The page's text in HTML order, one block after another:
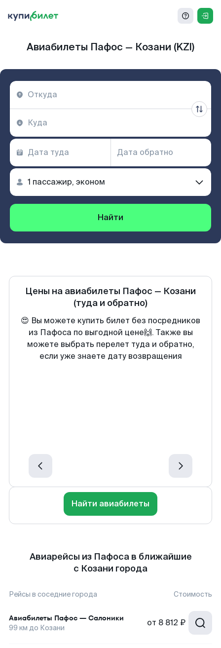
Авиабилеты Пафос — Козани (KZI)
Найти
Цены на авиабилеты Пафос — Козани
(туда и обратно)
😍 Вы можете купить билет без посредников
из Пафоса по выгодной цене🙌. Также вы
можете выбрать перелет туда и обратно,
если уже знаете дату возвращения
Найти авиабилеты
Авиарейсы из Пафоса в ближайшие
с Козани города
Рейсы в соседние города Стоимость
Авиабилеты Пафос — Салоники
99 км до Козани от 8 812 ₽